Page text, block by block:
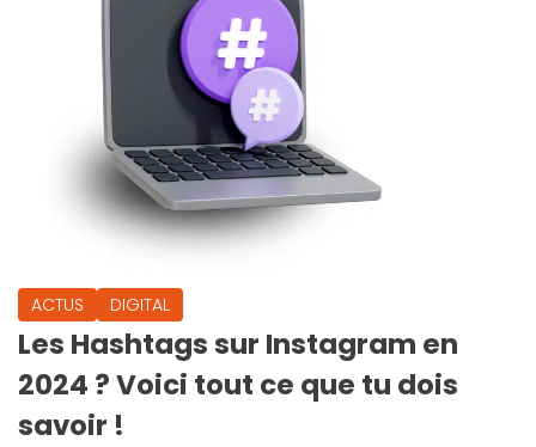
ACTUS DIGITAL
Les Hashtags sur Instagram en
2024 ? Voici tout ce que tu dois
savoir !